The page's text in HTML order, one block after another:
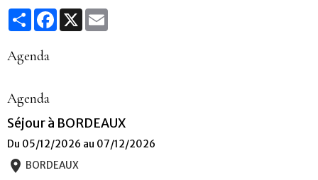
PartagerFacebook
X
Agenda
Agenda
Séjour à BORDEAUX
Du 05/12/2026 au 07/12/2026
BORDEAUX